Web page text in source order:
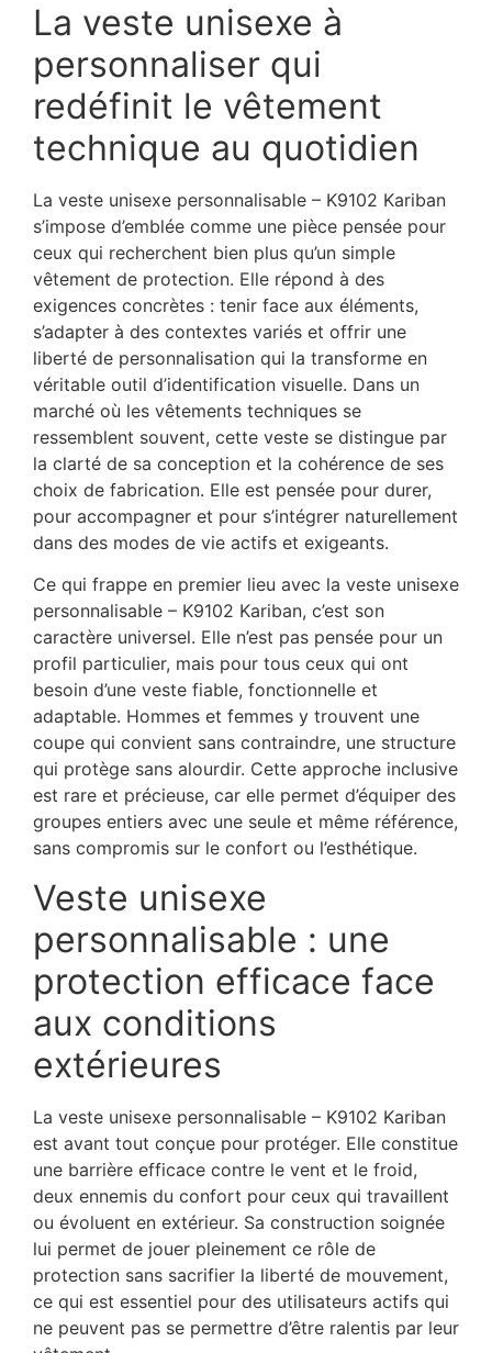
La veste unisexe à
personnaliser qui
redéfinit le vêtement
technique au quotidien
La veste unisexe personnalisable – K9102 Kariban
s’impose d’emblée comme une pièce pensée pour
ceux qui recherchent bien plus qu’un simple
vêtement de protection. Elle répond à des
exigences concrètes : tenir face aux éléments,
s’adapter à des contextes variés et offrir une
liberté de personnalisation qui la transforme en
véritable outil d’identification visuelle. Dans un
marché où les vêtements techniques se
ressemblent souvent, cette veste se distingue par
la clarté de sa conception et la cohérence de ses
choix de fabrication. Elle est pensée pour durer,
pour accompagner et pour s’intégrer naturellement
dans des modes de vie actifs et exigeants.
Ce qui frappe en premier lieu avec la veste unisexe
personnalisable – K9102 Kariban, c’est son
caractère universel. Elle n’est pas pensée pour un
profil particulier, mais pour tous ceux qui ont
besoin d’une veste fiable, fonctionnelle et
adaptable. Hommes et femmes y trouvent une
coupe qui convient sans contraindre, une structure
qui protège sans alourdir. Cette approche inclusive
est rare et précieuse, car elle permet d’équiper des
groupes entiers avec une seule et même référence,
sans compromis sur le confort ou l’esthétique.
Veste unisexe
personnalisable : une
protection efficace face
aux conditions
extérieures
La veste unisexe personnalisable – K9102 Kariban
est avant tout conçue pour protéger. Elle constitue
une barrière efficace contre le vent et le froid,
deux ennemis du confort pour ceux qui travaillent
ou évoluent en extérieur. Sa construction soignée
lui permet de jouer pleinement ce rôle de
protection sans sacrifier la liberté de mouvement,
ce qui est essentiel pour des utilisateurs actifs qui
ne peuvent pas se permettre d’être ralentis par leur